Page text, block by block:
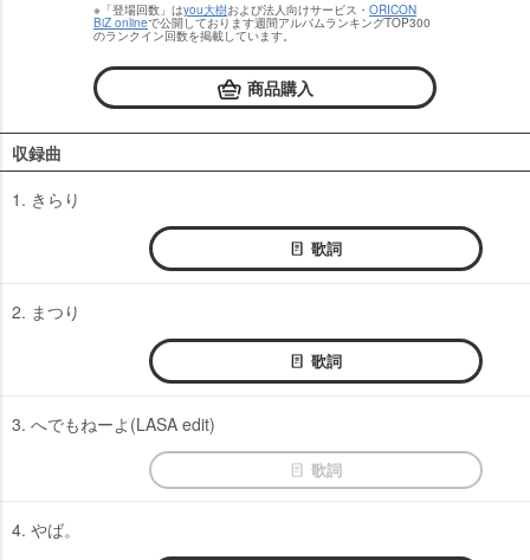
※「登場回数」はyou大樹および法人向けサービス・ ORICON
BiZ onlineで公開しております週間アルバムランキングTOP300
のランクイン回数を掲載しています。
商品購入
収録曲
1. きらり
歌詞
2. まつり
歌詞
3. へでもねーよ(LASA edit)
歌詞
4. やば。